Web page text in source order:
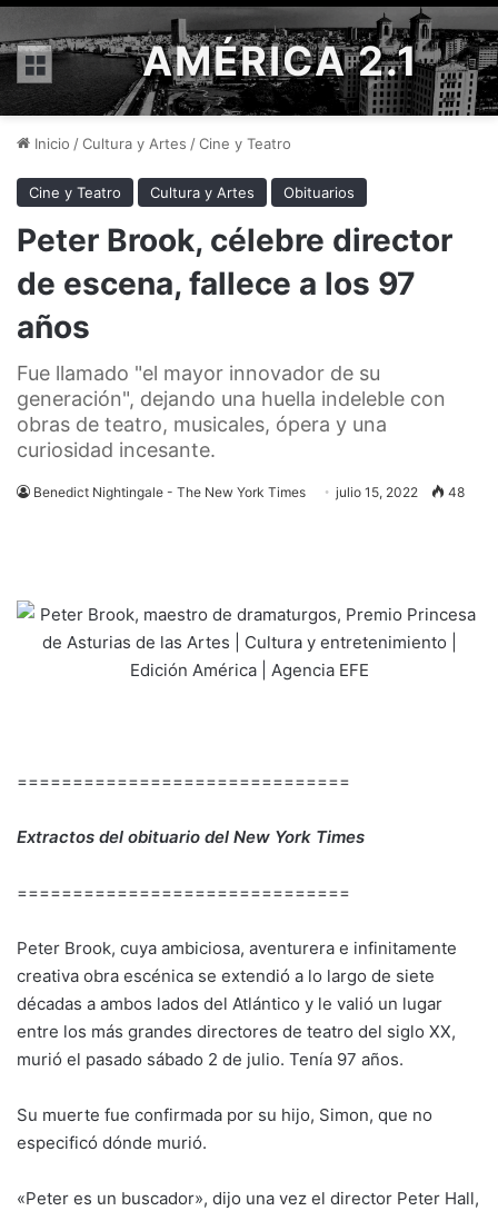
Menú AMÉRICA 2.1
Inicio /Cultura y Artes /Cine y Teatro
Cine y Teatro Cultura y Artes Obituarios
Peter Brook, célebre director
de escena, fallece a los 97
años
Fue llamado "el mayor innovador de su
generación", dejando una huella indeleble con
obras de teatro, musicales, ópera y una
curiosidad incesante.
Benedict Nightingale - The New York Times julio 15, 2022 48
==============================
Extractos del obituario del New York Times
==============================
Peter Brook, cuya ambiciosa, aventurera e infinitamente
creativa obra escénica se extendió a lo largo de siete
décadas a ambos lados del Atlántico y le valió un lugar
entre los más grandes directores de teatro del siglo XX,
murió el pasado sábado 2 de julio. Tenía 97 años.
Su muerte fue confirmada por su hijo, Simon, que no
especificó dónde murió.
«Peter es un buscador», dijo una vez el director Peter Hall,